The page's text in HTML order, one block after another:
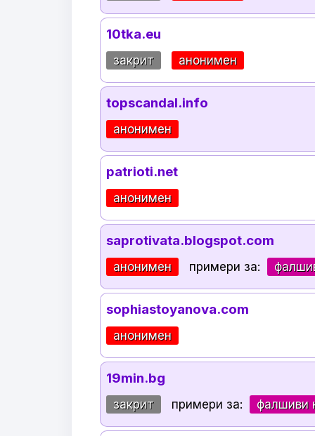
10tka.eu
закрит анонимен
topscandal.info
анонимен
patrioti.net
анонимен
saprotivata.blogspot.com
анонимен примери за:
sophiastoyanova.com
анонимен
19min.bg
закрит примери за: фалшиви